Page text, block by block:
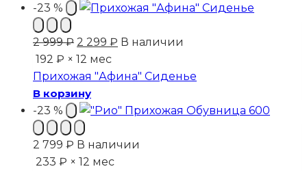
-23 %
2 999₽ Первоначальная
цена
составляла
2
999 ₽.
2 299 ₽ Текущая
2
В наличии
192 ₽ × 12 мес
Прихожая "Афина" Сиденье
В корзину
-23 %
2 799 ₽ В наличии
233 ₽ × 12 мес